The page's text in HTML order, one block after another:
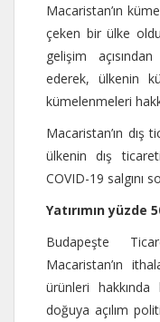
Macaristan’ın
çeken bir ülke
gelişim
ederek, ülkenin
kümelenmeleri
Macaristan’ın dış
ülkenin dış
COVID-19 salgını
Yatırımın yüzde
Budapeşte
Macaristan’ın
ürünleri hakkında
doğuya açılım